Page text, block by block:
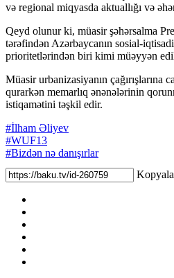
və regional miqyasda aktuallığı və
Qeyd olunur ki, müasir şəhərsalma
tərəfindən Azərbaycanın sosial-
prioritetlərindən biri kimi müəyyən
Müasir urbanizasiyanın çağırışlarına
qurarkən memarlıq ənənələrinin
istiqamətini təşkil edir.
#İlham Əliyev
#WUF13
#Bizdən nə danışırlar